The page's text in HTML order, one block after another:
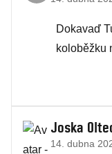
Dokavaď
koloběžku
Joska
14. dubna